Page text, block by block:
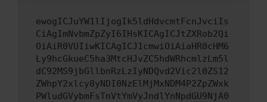
ewogICJuYW1lIjogIk5ldHdvcmtFcnJvciIs
CiAgImNvbmZpZyI6IHsKICAgICJtZXRob2Qi
OiAiR0VUIiwKICAgICJ1cmwiOiAiaHR0cHM6
Ly9hcGkueC5ha3MtcHJvZC5hdWRhcmlzLm5l
dC92MS9jbGllbnRzLzIyNDQvd2Vic2l0ZS12
ZWhpY2xlcy8yNDI0NzElMjMxNDM4P2ZpZWxk
PWludGVybmFsTnVtYmVyJndlYnNpdGU9NjA0